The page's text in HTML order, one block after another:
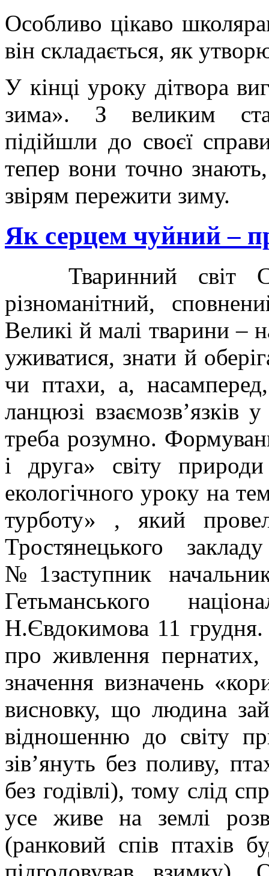
Особливо цікаво
він складається, як
У кінці уроку дітвора
зима». З великим
підійшли до своєї
тепер вони точно
звірям пережити зиму.
Як серцем чуйний –
Тваринний світ
різноманітний,
Великі й малі тварини –
уживатися, знати й
чи птахи, а,
ланцюзі
треба розумно.
і друга» світу
екологічного уроку на
турботу» , який
Тростянецького
№1заступник
Гетьманського
Н.Євдокимова 11 грудня.
про живлення пернатих,
значення визначень
висновку, що людина
відношенню до світу
зів’януть без поливу,
без годівлі), тому слід
усе живе на землі
(ранковий спів птахів